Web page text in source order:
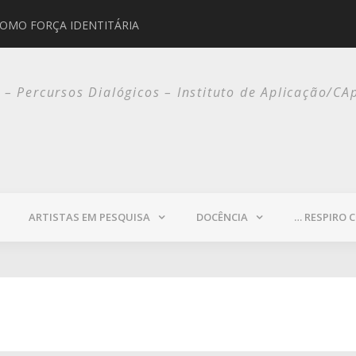
FORÇA IDENTITÁRIA
Percursos Dialógicos – Instituto de Aplicação/
ARTISTAS EM PESQUISA DOCÊNCIA … RESPIRO